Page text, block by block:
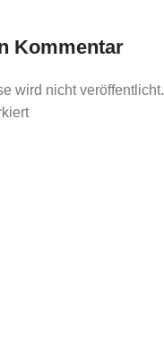
Kommentar
wird nicht veröffentlicht.